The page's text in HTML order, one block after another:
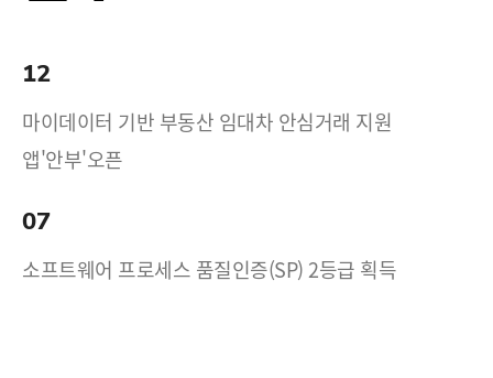
12
마이데이터 기반 부동산 임대차 안심거래 지원
앱'안부'오픈
07
소프트웨어 프로세스 품질인증(SP) 2등급 획득